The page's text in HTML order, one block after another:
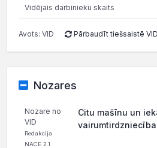
Vidējais darbinieku skaits
Avots: VID Pārbaudīt tiešsaistē
Nozares
Nozare no
VID
Redakcija
NACE 2.1
Citu mašīnu un